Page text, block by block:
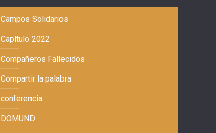
Campos Solidarios
Capítulo 2022
Compañeros Fallecidos
Compartir la palabra
conferencia
DOMUND